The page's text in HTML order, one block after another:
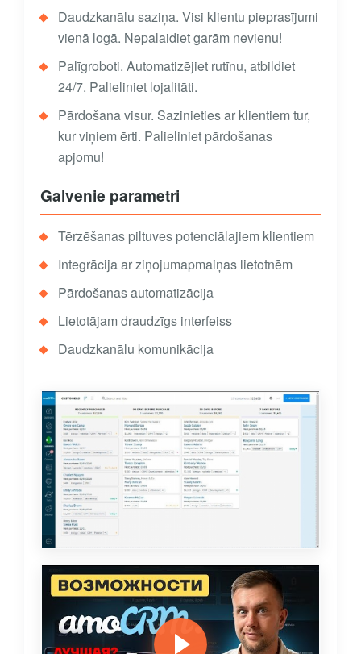
Daudzkanālu saziņa. Visi klientu pieprasījumi
vienā logā. Nepalaidiet garām nevienu!
Palīgroboti. Automatizējiet rutīnu, atbildiet
24/7. Palieliniet lojalitāti.
Pārdošana visur. Sazinieties ar klientiem tur,
kur viņiem ērti. Palieliniet pārdošanas
apjomu!
Galvenie parametri
Tērzēšanas piltuves potenciālajiem klientiem
Integrācija ar ziņojumapmaiņas lietotnēm
Pārdošanas automatizācija
Lietotājam draudzīgs interfeiss
Daudzkanālu komunikācija